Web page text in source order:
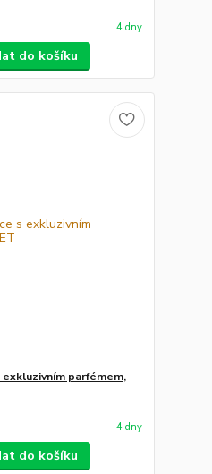
4 dny
do košíku
parfémem,
4 dny
do košíku